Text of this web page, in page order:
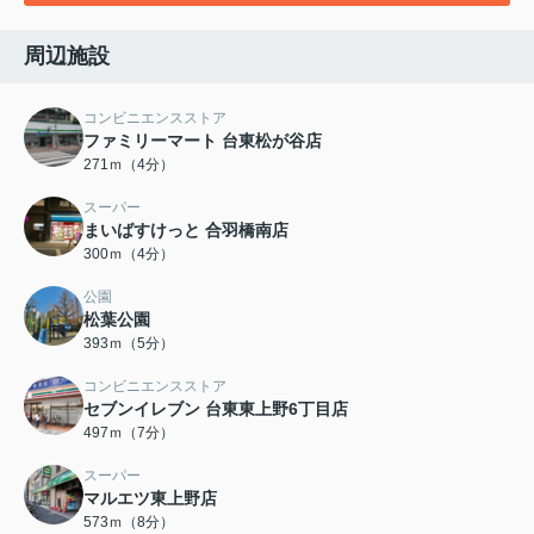
周辺施設
コンビニエンスストア
ファミリーマート 台東松が谷店
271ｍ（4分）
スーパー
まいばすけっと 合羽橋南店
300ｍ（4分）
公園
松葉公園
393ｍ（5分）
コンビニエンスストア
セブンイレブン 台東東上野6丁目店
497ｍ（7分）
スーパー
マルエツ東上野店
573ｍ（8分）